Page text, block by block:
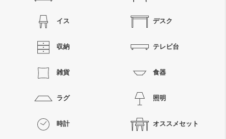
イス デスク
収納 テレビ台
雑貨 食器
ラグ 照明
時計 オススメセット